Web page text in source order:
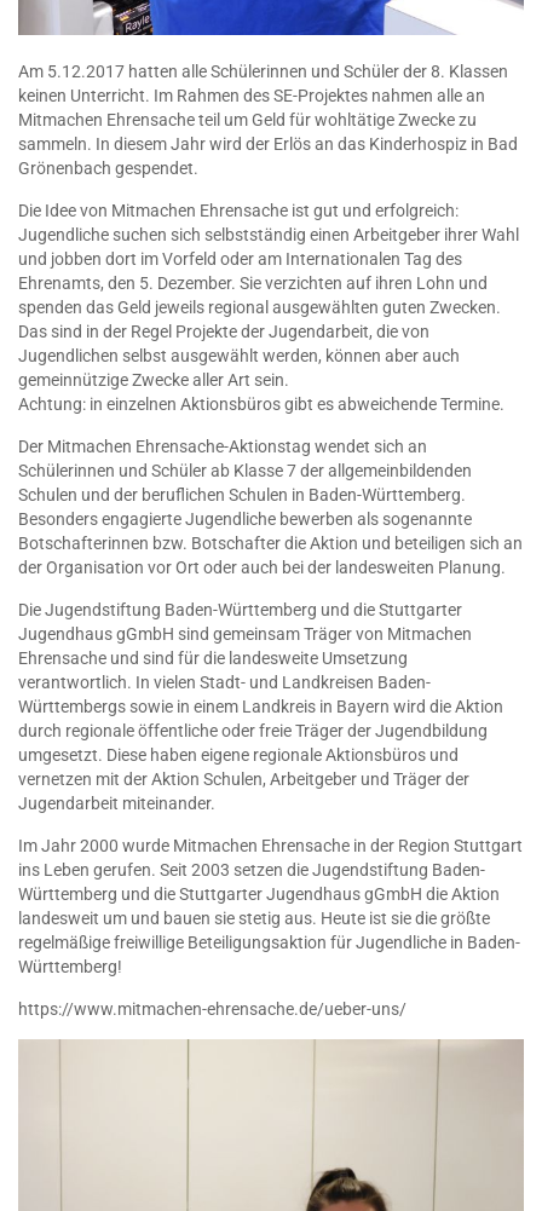
Am 5.12.2017 hatten alle Schülerinnen und Schüler der 8. Klassen
keinen Unterricht. Im Rahmen des SE-Projektes nahmen alle an
Mitmachen Ehrensache teil um Geld für wohltätige Zwecke zu
sammeln. In diesem Jahr wird der Erlös an das Kinderhospiz in Bad
Grönenbach gespendet.
Die Idee von Mitmachen Ehrensache ist gut und erfolgreich:
Jugendliche suchen sich selbstständig einen Arbeitgeber ihrer Wahl
und jobben dort im Vorfeld oder am Internationalen Tag des
Ehrenamts, den 5. Dezember. Sie verzichten auf ihren Lohn und
spenden das Geld jeweils regional ausgewählten guten Zwecken.
Das sind in der Regel Projekte der Jugendarbeit, die von
Jugendlichen selbst ausgewählt werden, können aber auch
gemeinnützige Zwecke aller Art sein.
Achtung: in einzelnen Aktionsbüros gibt es abweichende Termine.
Der Mitmachen Ehrensache-Aktionstag wendet sich an
Schülerinnen und Schüler ab Klasse 7 der allgemeinbildenden
Schulen und der beruflichen Schulen in Baden-Württemberg.
Besonders engagierte Jugendliche bewerben als sogenannte
Botschafterinnen bzw. Botschafter die Aktion und beteiligen sich an
der Organisation vor Ort oder auch bei der landesweiten Planung.
Die Jugendstiftung Baden-Württemberg und die Stuttgarter
Jugendhaus gGmbH sind gemeinsam Träger von Mitmachen
Ehrensache und sind für die landesweite Umsetzung
verantwortlich. In vielen Stadt- und Landkreisen Baden-
Württembergs sowie in einem Landkreis in Bayern wird die Aktion
durch regionale öffentliche oder freie Träger der Jugendbildung
umgesetzt. Diese haben eigene regionale Aktionsbüros und
vernetzen mit der Aktion Schulen, Arbeitgeber und Träger der
Jugendarbeit miteinander.
Im Jahr 2000 wurde Mitmachen Ehrensache in der Region Stuttgart
ins Leben gerufen. Seit 2003 setzen die Jugendstiftung Baden-
Württemberg und die Stuttgarter Jugendhaus gGmbH die Aktion
landesweit um und bauen sie stetig aus. Heute ist sie die größte
regelmäßige freiwillige Beteiligungsaktion für Jugendliche in Baden-
Württemberg!
https://www.mitmachen-ehrensache.de/ueber-uns/